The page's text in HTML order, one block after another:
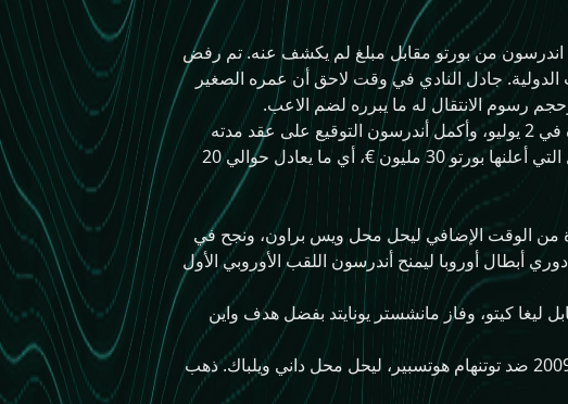
توقيع اندرسون من بورتو مقابل مبلغ لم يكشف عنه. تم رفض
جادل النادي في وقت لاحق أن عمره الصغير
رسوم الانتقال له ما يبرره لضم الاعب.
يوم 29 يونيو 2007، تم منحه تصريح عمل للعب في المملكة المتحدة، واستكمل هذه الخطوة في 2 يوليو، وأكمل أندرسون التوقيع على عقد مدته
خمس سنوات ليصبح اللاعب البرازيلي الثاني في النادي بعد كليبرسون. كانت رسوم الانتقال التي أعلنها بورتو 30 مليون €، أي ما يعادل حوالي 20
في الدقيقة الأخيرة من الوقت الإضافي ليحل محل ويس براون، ونجح في
أبطال أوروبا ليمنح أندرسون اللقب الأوروبي الأول
2008، لعب اندرسون 88 دقيقة من نهائي كأس العالم للأندية فيفا 2008 مقابل ليغا كيتو، وفاز مانشستر يونايتد بفضل هدف واين
في 1 مارس 2009، لعب اندرسون في الدقيقة 56 من المباراة النهائية لكأس الدوري لعام 2009 ضد توتنهام هوتسبير، ليحل محل داني ويلباك. ذهب